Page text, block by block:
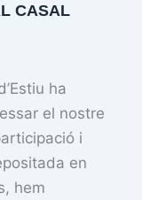
CASAL
ha
el nostre
i
en
hem